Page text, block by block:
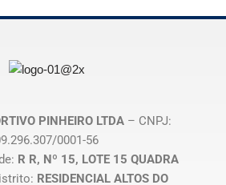
PINHEIRO LTDA– CNPJ:
0001-56
R R, Nº 15, LOTE 15 QUADRA
RESIDENCIAL ALTOS DO